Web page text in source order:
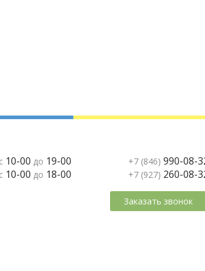
10-00 до 19-00
10-00 до 18-00
+7 (846) 990-08-
+7 (927) 260-08-
Заказать звонок